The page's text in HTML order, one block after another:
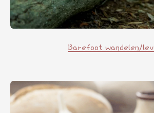
Barefoot wandelen/